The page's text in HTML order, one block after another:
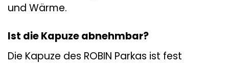
und Wärme.
Ist die Kapuze abnehmbar?
Die Kapuze des ROBIN Parkas ist fest